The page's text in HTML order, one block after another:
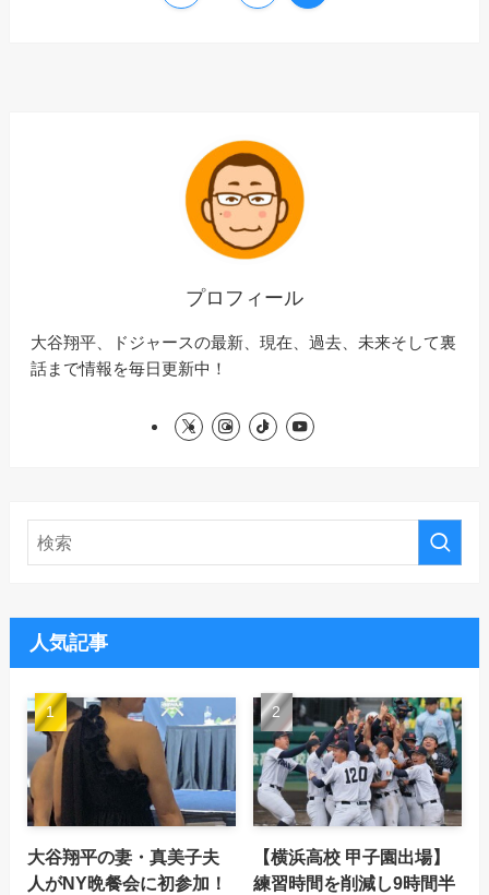
プロフィール
大谷翔平、ドジャースの最新、現在、過去、未来そして裏
話まで情報を毎日更新中！
人気記事
大谷翔平の妻・真美子夫
人がNY晩餐会に初参加！
【横浜高校 甲子園出場】
練習時間を削減し9時間半